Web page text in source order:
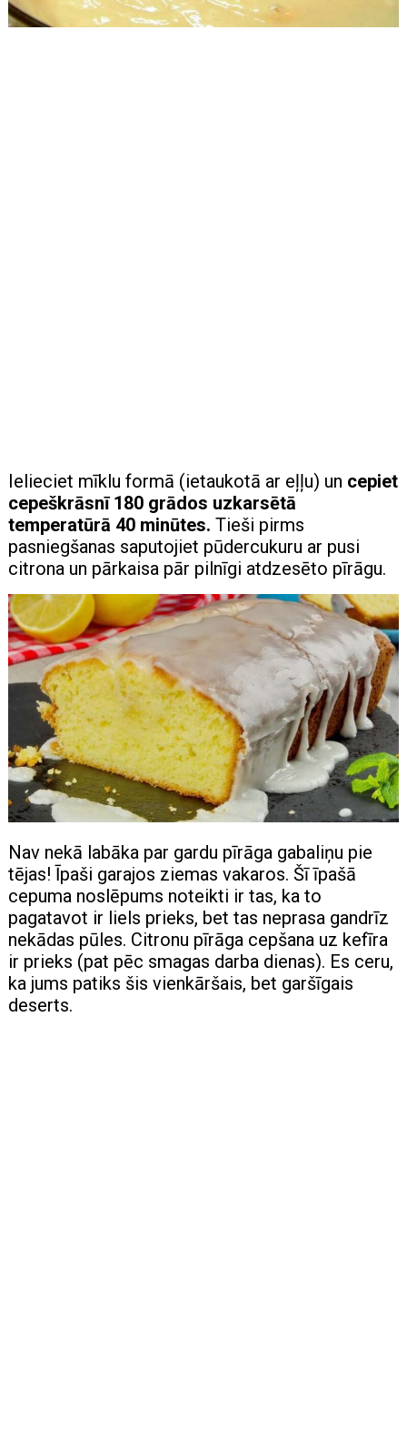
Ielieciet mīklu formā (ietaukotā ar eļļu) un cepiet
cepeškrāsnī 180 grādos uzkarsētā
temperatūrā 40 minūtes. Tieši pirms
pasniegšanas saputojiet pūdercukuru ar pusi
citrona un pārkaisa pār pilnīgi atdzesēto pīrāgu.
Nav nekā labāka par gardu pīrāga gabaliņu pie
tējas! Īpaši garajos ziemas vakaros. Šī īpašā
cepuma noslēpums noteikti ir tas, ka to
pagatavot ir liels prieks, bet tas neprasa gandrīz
nekādas pūles. Citronu pīrāga cepšana uz kefīra
ir prieks (pat pēc smagas darba dienas). Es ceru,
ka jums patiks šis vienkāršais, bet garšīgais
deserts.